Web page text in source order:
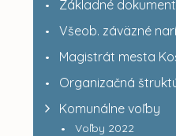
Základné
Všeob. záväzné
Magistrát mesta
Organizačná
Komunálne voľby
Voľby 2022